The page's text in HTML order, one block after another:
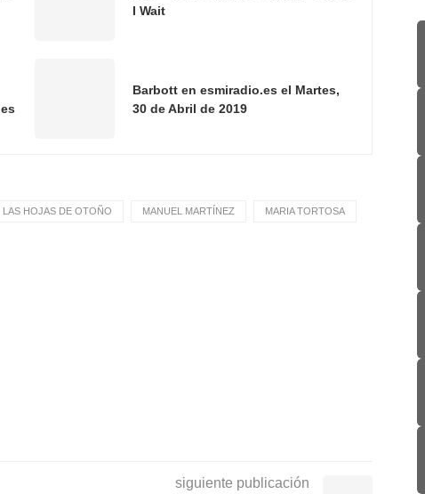
I Wait
Barbott en esmiradio.es el Martes,
30 de Abril de 2019
LAS HOJAS DE OTOÑO MANUEL MARTÍNEZ MARIA TORTOSA
siguiente publicación